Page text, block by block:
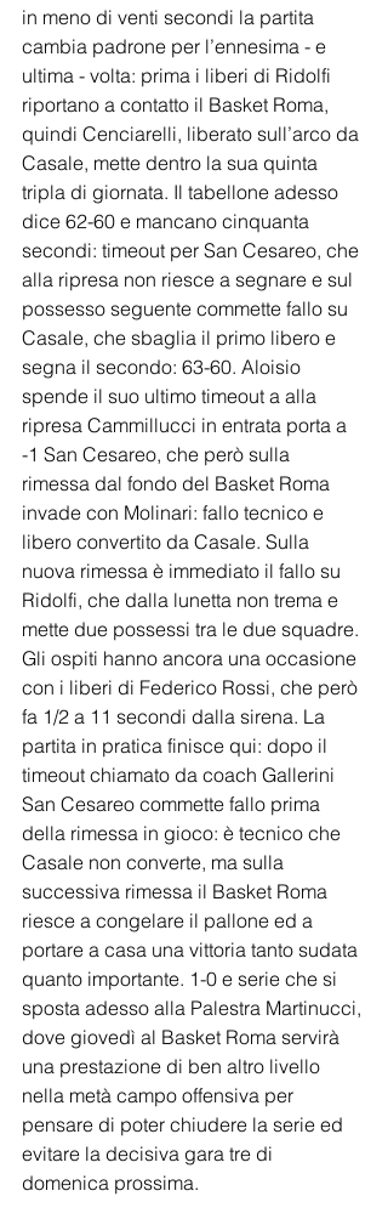
in meno di venti secondi la partita
cambia padrone per l’ennesima - e
ultima - volta: prima i liberi di Ridolfi
riportano a contatto il Basket Roma,
quindi Cenciarelli, liberato sull’arco da
Casale, mette dentro la sua quinta
tripla di giornata. Il tabellone adesso
dice 62-60 e mancano cinquanta
secondi: timeout per San Cesareo, che
alla ripresa non riesce a segnare e sul
possesso seguente commette fallo su
Casale, che sbaglia il primo libero e
segna il secondo: 63-60. Aloisio
spende il suo ultimo timeout a alla
ripresa Cammillucci in entrata porta a
-1 San Cesareo, che però sulla
rimessa dal fondo del Basket Roma
invade con Molinari: fallo tecnico e
libero convertito da Casale. Sulla
nuova rimessa è immediato il fallo su
Ridolfi, che dalla lunetta non trema e
mette due possessi tra le due squadre.
Gli ospiti hanno ancora una occasione
con i liberi di Federico Rossi, che però
fa 1/2 a 11 secondi dalla sirena. La
partita in pratica finisce qui: dopo il
timeout chiamato da coach Gallerini
San Cesareo commette fallo prima
della rimessa in gioco: è tecnico che
Casale non converte, ma sulla
successiva rimessa il Basket Roma
riesce a congelare il pallone ed a
portare a casa una vittoria tanto sudata
quanto importante. 1-0 e serie che si
sposta adesso alla Palestra Martinucci,
dove giovedì al Basket Roma servirà
una prestazione di ben altro livello
nella metà campo offensiva per
pensare di poter chiudere la serie ed
evitare la decisiva gara tre di
domenica prossima.